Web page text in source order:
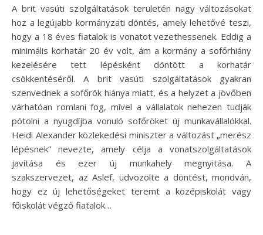
A brit vasúti szolgáltatások területén nagy változásokat
hoz a legújabb kormányzati döntés, amely lehetővé teszi,
hogy a 18 éves fiatalok is vonatot vezethessenek. Eddig a
minimális korhatár 20 év volt, ám a kormány a sofőrhiány
kezelésére tett lépésként döntött a korhatár
csökkentéséről. A brit vasúti szolgáltatások gyakran
szenvednek a sofőrök hiánya miatt, és a helyzet a jövőben
várhatóan romlani fog, mivel a vállalatok nehezen tudják
pótolni a nyugdíjba vonuló sofőröket új munkavállalókkal.
Heidi Alexander közlekedési miniszter a változást „merész
lépésnek” nevezte, amely célja a vonatszolgáltatások
javítása és ezer új munkahely megnyitása. A
szakszervezet, az Aslef, üdvözölte a döntést, mondván,
hogy ez új lehetőségeket teremt a középiskolát vagy
főiskolát végző fiatalok…